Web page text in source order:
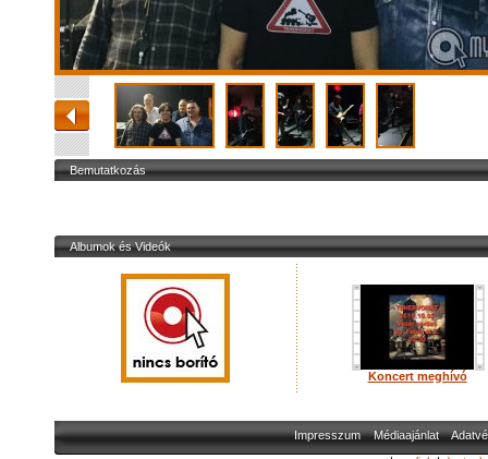
Bemutatkozás
Albumok és Videók
Koncert meghívó
Impresszum Médiaajánlat